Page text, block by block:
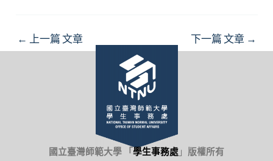
Post
navigation
← 上一篇 文章 下一篇 文章 →
國立臺灣師範大學 「 學生事務處 」 版權所有